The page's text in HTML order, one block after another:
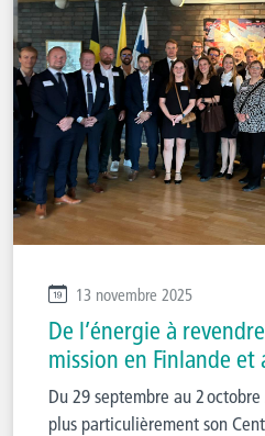
13 novembre 2025
De l’énergie à
mission en Finlande et
Du 29 septembre au 2
plus particulièrement son